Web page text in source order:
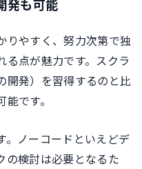
発も可能
りやすく、努力次第で独
る点が魅力です。スクラ
開発）を習得するのと比
です。
。ノーコードといえどデ
の検討は必要となるた